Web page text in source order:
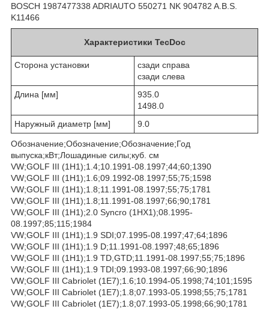
BOSCH 1987477338 ADRIAUTO 550271 NK 904782 A.B.S.
K11466
Характеристики TecDoc
Сторона установки
сзади справа
сзади слева
Длина [мм]
935.0
1498.0
Наружный диаметр [мм]
9.0
Обозначение;Обозначение;Обозначение;Год
выпуска;кВт;Лошадиные силы;куб. см
VW;GOLF III (1H1);1.4;10.1991-08.1997;44;60;1390
VW;GOLF III (1H1);1.6;09.1992-08.1997;55;75;1598
VW;GOLF III (1H1);1.8;11.1991-08.1997;55;75;1781
VW;GOLF III (1H1);1.8;11.1991-08.1997;66;90;1781
VW;GOLF III (1H1);2.0 Syncro (1HX1);08.1995-
08.1997;85;115;1984
VW;GOLF III (1H1);1.9 SDI;07.1995-08.1997;47;64;1896
VW;GOLF III (1H1);1.9 D;11.1991-08.1997;48;65;1896
VW;GOLF III (1H1);1.9 TD,GTD;11.1991-08.1997;55;75;1896
VW;GOLF III (1H1);1.9 TDI;09.1993-08.1997;66;90;1896
VW;GOLF III Cabriolet (1E7);1.6;10.1994-05.1998;74;101;1595
VW;GOLF III Cabriolet (1E7);1.8;07.1993-05.1998;55;75;1781
VW;GOLF III Cabriolet (1E7);1.8;07.1993-05.1998;66;90;1781